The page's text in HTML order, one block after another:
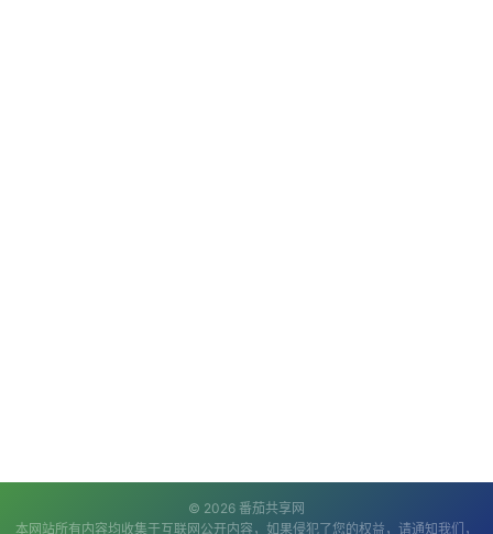
© 2026 番茄共享网
本网站所有内容均收集于互联网公开内容，如果侵犯了您的权益，请通知我们，